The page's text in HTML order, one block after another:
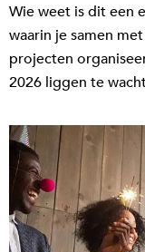
Wie weet is dit een
waarin je samen
projecten
2026 liggen te